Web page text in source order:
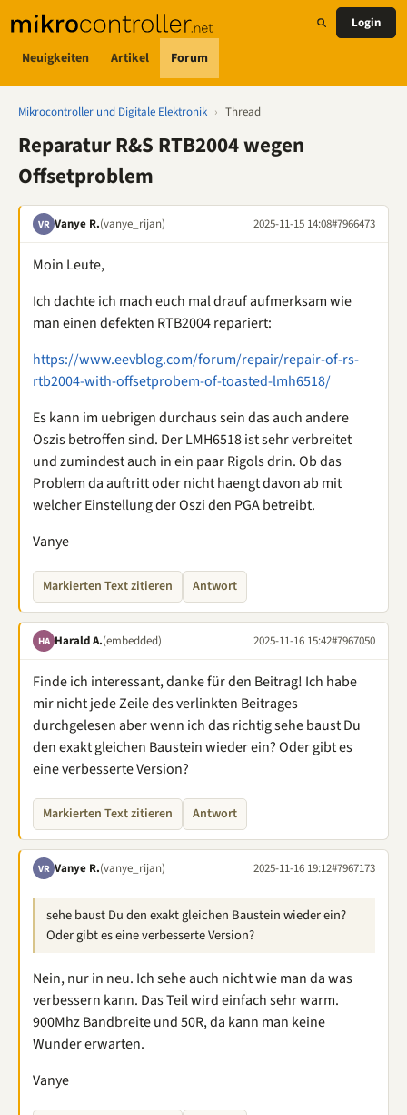
Neuigkeiten Artikel Forum
Login
Mikrocontroller und Digitale Elektronik › Thread
Reparatur R&S RTB2004 wegen
Offsetproblem
VR Vanye R.(vanye_rijan) 2025-11-15 14:08#7966473
Moin Leute,
Ich dachte ich mach euch mal drauf aufmerksam wie
man einen defekten RTB2004 repariert:
https://www.eevblog.com/forum/repair/repair-of-rs-
rtb2004-with-offsetprobem-of-toasted-lmh6518/
Es kann im uebrigen durchaus sein das auch andere
Oszis betroffen sind. Der LMH6518 ist sehr verbreitet
und zumindest auch in ein paar Rigols drin. Ob das
Problem da auftritt oder nicht haengt davon ab mit
welcher Einstellung der Oszi den PGA betreibt.
Vanye
Markierten Text zitieren Antwort
HA Harald A.(embedded) 2025-11-16 15:42#7967050
Finde ich interessant, danke für den Beitrag! Ich habe
mir nicht jede Zeile des verlinkten Beitrages
durchgelesen aber wenn ich das richtig sehe baust Du
den exakt gleichen Baustein wieder ein? Oder gibt es
eine verbesserte Version?
Markierten Text zitieren Antwort
VR Vanye R.(vanye_rijan) 2025-11-16 19:12#7967173
sehe baust Du den exakt gleichen Baustein wieder ein?
Oder gibt es eine verbesserte Version?
Nein, nur in neu. Ich sehe auch nicht wie man da was
verbessern kann. Das Teil wird einfach sehr warm.
900Mhz Bandbreite und 50R, da kann man keine
Wunder erwarten.
Vanye